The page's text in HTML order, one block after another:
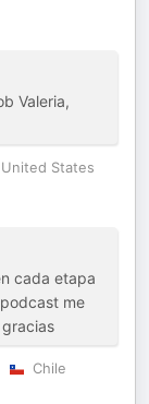
Valeria,
United States
cada etapa
me
Chile